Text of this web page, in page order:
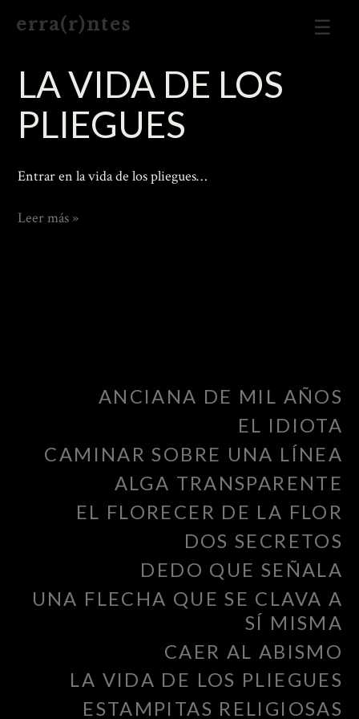
e r r a ( r ) n t e s
ANCIANA DE MIL AÑOS
EL IDIOTA
CAMINAR SOBRE UNA LÍNEA
ALGA TRANSPARENTE
EL FLORECER DE LA FLOR
DOS SECRETOS
DEDO QUE SEÑALA
UNA FLECHA QUE SE CLAVA A
SÍ MISMA
CAER AL ABISMO
LA VIDA DE LOS PLIEGUES
ESTAMPITAS RELIGIOSAS
LA VIDA DE LOS
PLIEGUES
Entrar en la vida de los pliegues…
Vida
Leer más »